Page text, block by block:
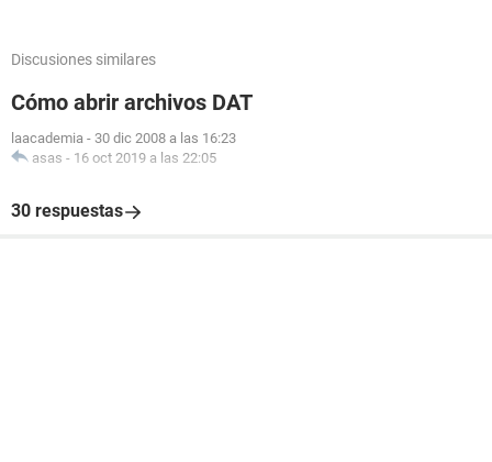
Discusiones similares
Cómo abrir archivos DAT
laacademia - 30 dic 2008 a las 16:23
asas - 16 oct 2019 a las 22:05
30 respuestas